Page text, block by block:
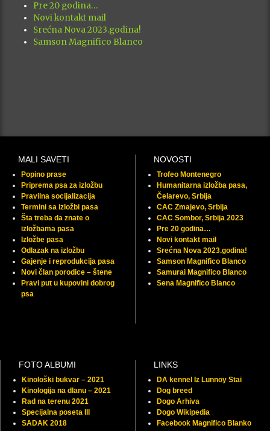
Pre 20 godina…
Novi kontakt mail
Srećna Nova 2023.godina!
Samson Magnifico Blanco
MALI SAVETI
Popino prase
Priprema psa za izložbu
Pravilna socijalizacija
Termini sa izložbi pasa
Šta treba da znate o
izložbama pasa
Izložbe pasa
Odlazak na izložbu
Gajenje i reprodukcija pasa
Novi član porodice – štene
Pravi put u kupovini dobrog
psa
NOVOSTI
Trofeo Montenegro
Humanitarna izložba pasa,
Čelarevo, Srbija
CAC Zmajevo, Srbija
CAC Sombor, Srbija 2023
Pre 20 godina…
Novi kontakt mail
Srećna Nova 2023.godina!
Samson Magnifico Blanco
Samurai Magnifico Blanco
Sena Magnifico Blanco
FOTO ALBUMI
Kinološki bukvar – 2021
Kinologija na dlanu – 2021
Rad na terenu 2021
Specijalna poseta III
SADAK 2018
LINKS
DA kennel Iz Lunnoy Stai
Dog breed
Dogo Arhiva
Dogo Wikipedia
Facebook Magnifico Blanko